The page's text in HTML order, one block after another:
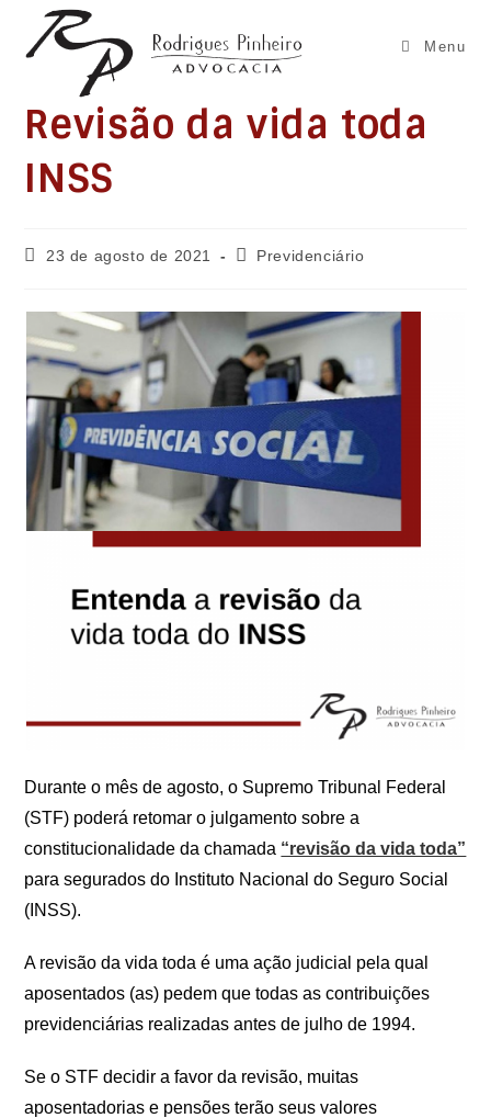
Menu
Revisão da vida toda
INSS
Post23 de agosto de 2021
Categoria
Previdenciário
Durante o mês de agosto, o Supremo Tribunal Federal
(STF) poderá retomar o julgamento sobre a
constitucionalidade da chamada “revisão da vida toda”
para segurados do Instituto Nacional do Seguro Social
(INSS).
A revisão da vida toda é uma ação judicial pela qual
aposentados (as) pedem que todas as contribuições
previdenciárias realizadas antes de julho de 1994.
Se o STF decidir a favor da revisão, muitas
aposentadorias e pensões terão seus valores